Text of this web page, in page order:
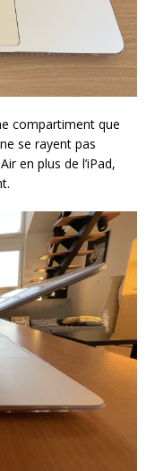
compartiment que
se rayent pas
en plus de l’iPad,